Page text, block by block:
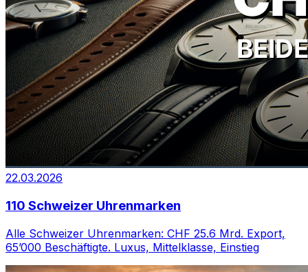
22.03.2026
110 Schweizer Uhrenmarken
Alle Schweizer Uhrenmarken: CHF 25.6 Mrd. Export,
65’000 Beschäftigte. Luxus, Mittelklasse, Einstieg